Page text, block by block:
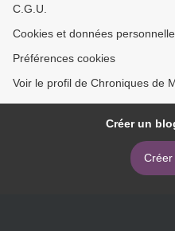
C.G.U.
Cookies et données
Préférences cookies
Voir le profil de Chroniques de
Créer un
Créer